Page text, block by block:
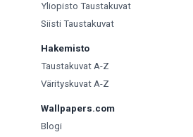
Yliopisto Taustakuvat
Siisti Taustakuvat
Hakemisto
Taustakuvat A-Z
Värityskuvat A-Z
Wallpapers.com
Blogi